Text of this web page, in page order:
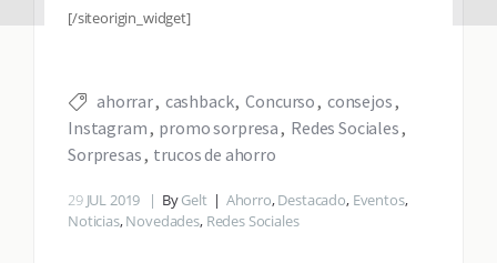
[/siteorigin_widget]
ahorrar cashback Concurso consejos
Instagram promo sorpresa
Redes Sociales
Sorpresas trucos de ahorro
29 JUL 2019 ByGelt Ahorro,Destacado, Eventos,
Noticias,Novedades, Redes Sociales